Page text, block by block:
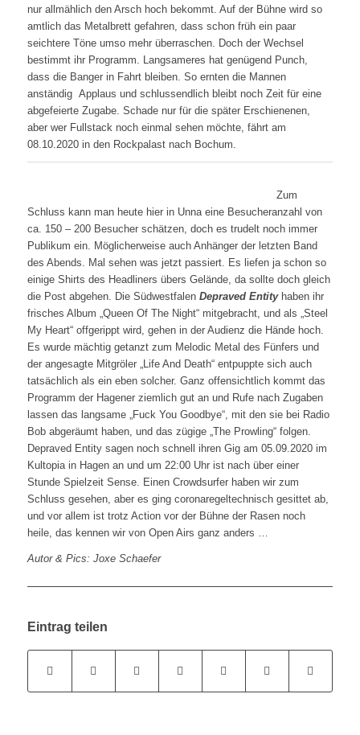
nur allmählich den Arsch hoch bekommt. Auf der Bühne wird so
amtlich das Metalbrett gefahren, dass schon früh ein paar
seichtere Töne umso mehr überraschen. Doch der Wechsel
bestimmt ihr Programm. Langsameres hat genügend Punch,
dass die Banger in Fahrt bleiben. So ernten die Mannen
anständig Applaus und schlussendlich bleibt noch Zeit für eine
abgefeierte Zugabe. Schade nur für die später Erschienenen,
aber wer Fullstack noch einmal sehen möchte, fährt am
08.10.2020 in den Rockpalast nach Bochum.
Zum
Schluss kann man heute hier in Unna eine Besucheranzahl von
ca. 150 – 200 Besucher schätzen, doch es trudelt noch immer
Publikum ein. Möglicherweise auch Anhänger der letzten Band
des Abends. Mal sehen was jetzt passiert. Es liefen ja schon so
einige Shirts des Headliners übers Gelände, da sollte doch gleich
die Post abgehen. Die Südwestfalen Depraved Entity haben ihr
frisches Album „Queen Of The Night“ mitgebracht, und als „Steel
My Heart“ offgerippt wird, gehen in der Audienz die Hände hoch.
Es wurde mächtig getanzt zum Melodic Metal des Fünfers und
der angesagte Mitgröler „Life And Death“ entpuppte sich auch
tatsächlich als ein eben solcher. Ganz offensichtlich kommt das
Programm der Hagener ziemlich gut an und Rufe nach Zugaben
lassen das langsame „Fuck You Goodbye“, mit den sie bei Radio
Bob abgeräumt haben, und das zügige „The Prowling“ folgen.
Depraved Entity sagen noch schnell ihren Gig am 05.09.2020 im
Kultopia in Hagen an und um 22:00 Uhr ist nach über einer
Stunde Spielzeit Sense. Einen Crowdsurfer haben wir zum
Schluss gesehen, aber es ging coronaregeltechnisch gesittet ab,
und vor allem ist trotz Action vor der Bühne der Rasen noch
heile, das kennen wir von Open Airs ganz anders …
Autor & Pics: Joxe Schaefer
Eintrag teilen